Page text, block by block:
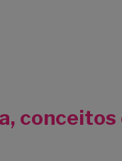
conceitos